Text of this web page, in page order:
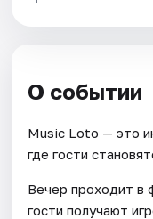
О событии
Music Loto — это
где гости
Вечер проходит в
гости получают